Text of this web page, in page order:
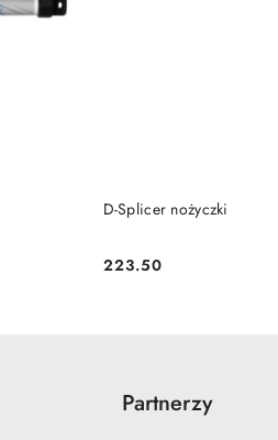
D-Splicer nożyczki
Cena:
223.50
PRODUKT
Partnerzy